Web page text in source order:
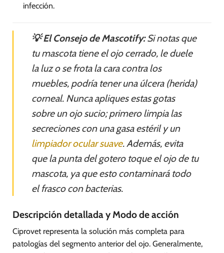
infección.
💡 El Consejo de Mascotify:Si notas que
tu mascota tiene el ojo cerrado, le duele
la luz o se frota la cara contra los
muebles, podría tener una úlcera (herida)
corneal. Nunca apliques estas gotas
sobre un ojo sucio; primero limpia las
secreciones con una gasa estéril y un
limpiador ocular suave. Además, evita
que la punta del gotero toque el ojo de tu
mascota, ya que esto contaminará todo
el frasco con bacterias.
Descripción detallada y Modo de acción
Ciprovet representa la solución más completa para
patologías del segmento anterior del ojo. Generalmente,